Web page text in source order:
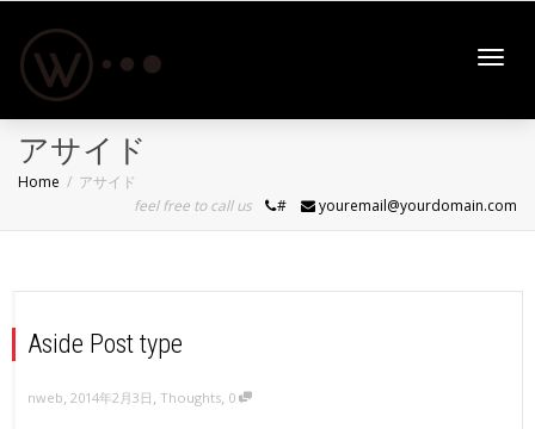
アサイド
Home
アサイド
feel free to call us
# youremail@yourdomain.com
Aside Post type
nweb, 2014年2月3日 , Thoughts, 0